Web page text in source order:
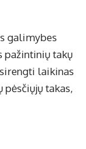
galimybes
pažintinių takų
laikinas
takas,